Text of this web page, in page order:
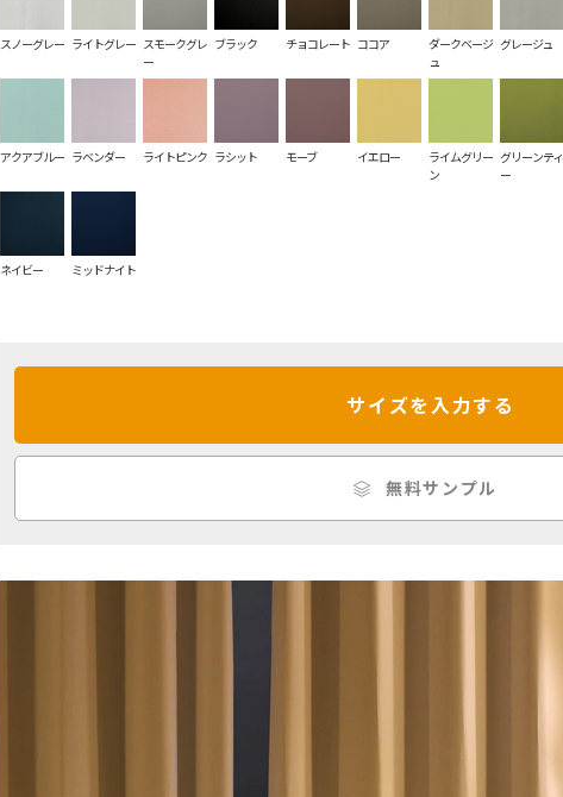
スノーグレー ライトグレー
スモークグレ
ー
ブラック チョコレート ココア
ダークベージ
ュ
グレージュ
アクアブルー ラベンダー ライトピンク ラシット モーブ イエロー
ライムグリー
ン
グリーンティ
ー
ネイビー ミッドナイト
サイズを入力する
無料サンプル